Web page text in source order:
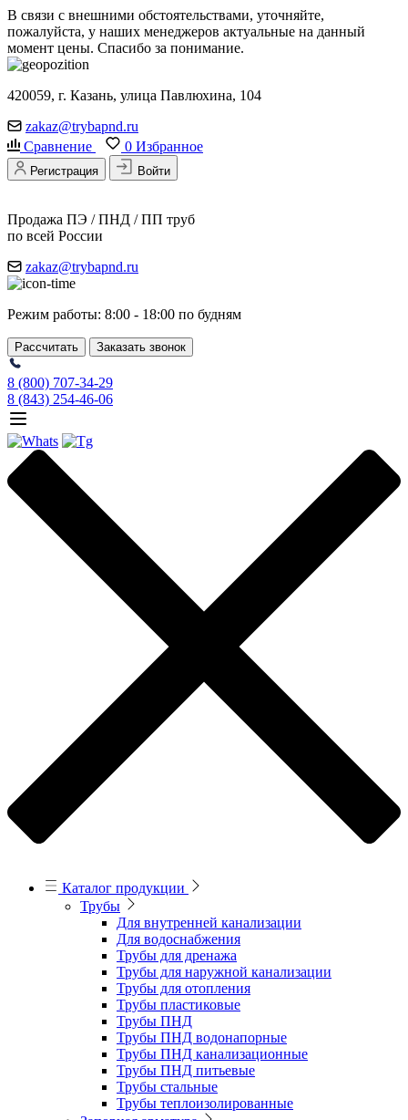
В связи с внешними обстоятельствами, уточняйте,
пожалуйста, у наших менеджеров актуальные на данный
момент цены. Спасибо за понимание.
420059, г. Казань, улица Павлюхина, 104
zakaz@trybapnd.ru
Сравнение
0 Избранное
Регистрация Войти
Продажа ПЭ / ПНД / ПП труб
по всей России
zakaz@trybapnd.ru
Режим работы: 8:00 - 18:00 по будням
Рассчитать Заказать звонок
8 (800) 707-34-29
8 (843) 254-46-06
Каталог продукции
Трубы
Для внутренней канализации
Для водоснабжения
Трубы для дренажа
Трубы для наружной канализации
Трубы для отопления
Трубы пластиковые
Трубы ПНД
Трубы ПНД водонапорные
Трубы ПНД канализационные
Трубы ПНД питьевые
Трубы стальные
Трубы теплоизолированные